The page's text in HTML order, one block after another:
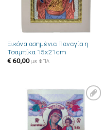
Εικόνα ασημένια Παναγία η
Τσαμπίκα 15x21cm
€60,00 με ΦΠΑ
Πρόσθήκη
στην λίστα
επιθυμιών